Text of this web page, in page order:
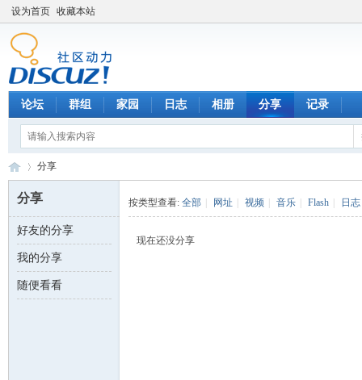
设为首页 收藏本站
论坛 群组 家园 日志 相册 分享 记录
数 ›
分享
分享
好友的分享
我的分享
随便看看
按类型查看: 全部 网址 视频 音乐 Flash 日志
现在还没分享